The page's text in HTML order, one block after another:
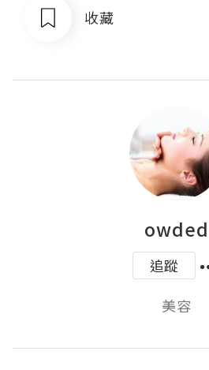
收藏
owded
追蹤
美容